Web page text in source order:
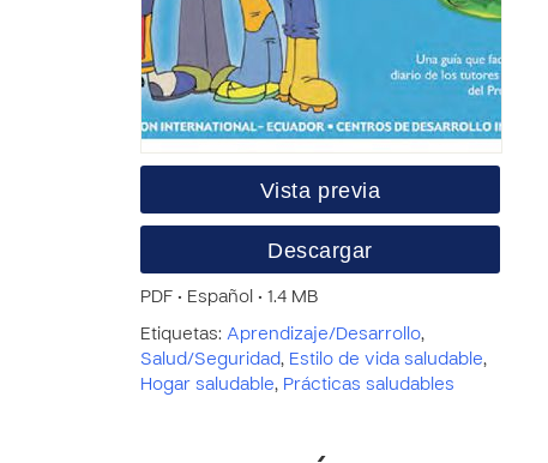
Vista previa
Descargar
PDF • Español • 1.4 MB
Etiquetas: Aprendizaje/Desarrollo,
Salud/Seguridad, Estilo de vida saludable,
Hogar saludable, Prácticas saludables